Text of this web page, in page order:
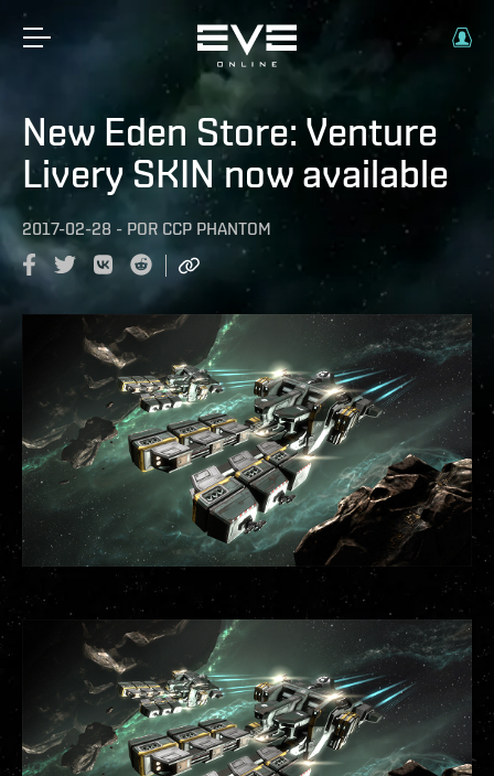
New Eden Store: Venture
Livery SKIN now available
2017-02-28 - POR CCP PHANTOM